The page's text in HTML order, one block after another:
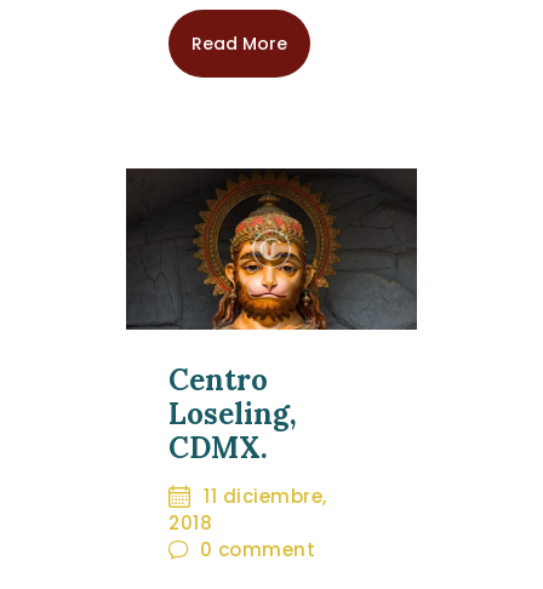
Read More
Centro
Loseling,
CDMX.
11 diciembre,
2018
0 comment